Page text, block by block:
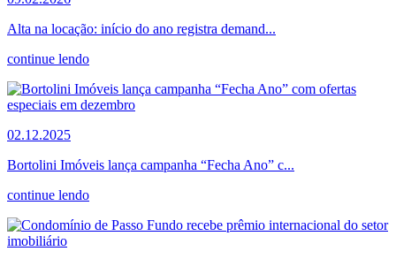
Alta na locação: início do ano registra demand...
continue lendo
02.12.2025
Bortolini Imóveis lança campanha “Fecha Ano” c...
continue lendo